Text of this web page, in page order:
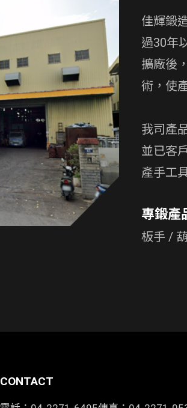
佳輝鍛
過30年
擴廠後
術，使
我司產
並已客
產手工
專鍛產
板手 /
CONTACT